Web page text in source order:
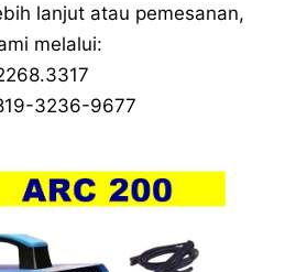
lanjut atau pemesanan,
melalui:
3236-9677